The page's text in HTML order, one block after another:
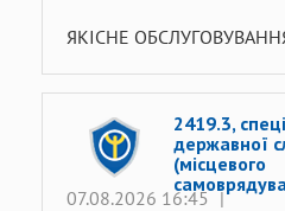
ЯКІСНЕ
2419.3,
державної
(місцевого
07.08.2026 16:45 |